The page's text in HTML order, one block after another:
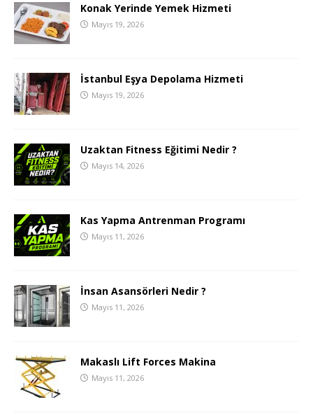
Konak Yerinde Yemek Hizmeti
Mayıs 19, 2026
İstanbul Eşya Depolama Hizmeti
Mayıs 19, 2026
Uzaktan Fitness Eğitimi Nedir ?
Mayıs 14, 2026
Kas Yapma Antrenman Programı
Mayıs 11, 2026
İnsan Asansörleri Nedir ?
Mayıs 11, 2026
Makaslı Lift Forces Makina
Mayıs 11, 2026